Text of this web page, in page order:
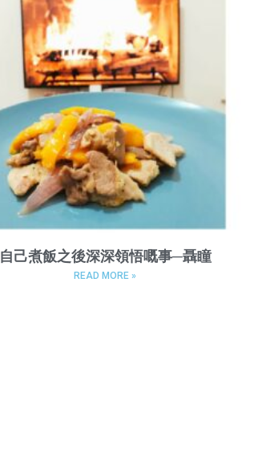
自己煮飯之後深深領悟嘅事─聶瞳
READ MORE »